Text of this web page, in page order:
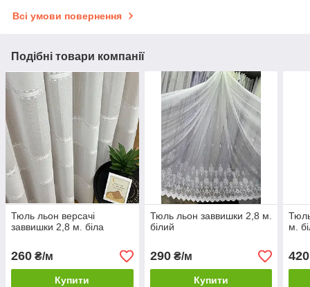
Всі умови повернення
Подібні товари компанії
Тюль льон версачі
заввишки 2,8 м. біла
260 ₴/м
Купити
Тюль льон заввишки 2,8 м.
білий
290₴/м
Купити
м.
420